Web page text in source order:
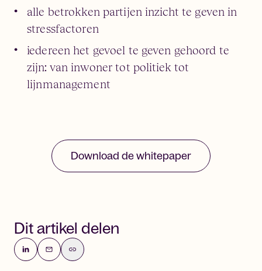
alle betrokken partijen inzicht te geven in
stressfactoren
iedereen het gevoel te geven gehoord te
zijn: van inwoner tot politiek tot
lijnmanagement
Download de whitepaper
Dit artikel delen